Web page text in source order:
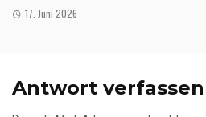
17. Juni 2026
Antwort verfassen